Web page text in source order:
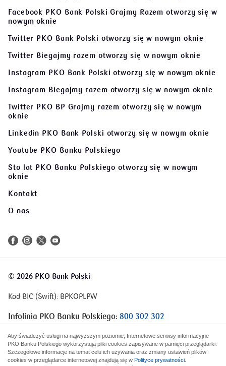
Facebook PKO Bank Polski Grajmy Razemotworzy się w
nowym oknie
Twitter PKO Bank Polski otworzy się w nowym oknie
Twitter Biegajmy razem otworzy się w nowym oknie
Instagram PKO Bank Polski otworzy się w nowym oknie
Instagram Biegajmy razem otworzy się w nowym oknie
Twitter PKO BP Grajmy razem otworzy się w nowym
oknie
Linkedin PKO Bank Polski otworzy się w nowym oknie
Youtube PKO Banku Polskiego
Sto lat PKO Banku Polskiego otworzy się w nowym
oknie
Kontakt
O nas
© 2026 PKO Bank Polski
Kod BIC (Swift): BPKOPLPW
Infolinia PKO Banku Polskiego: 800 302 302
Infolinia Korporacje i Samorządy:801 363 636
Aby świadczyć usługi na najwyższym poziomie, Internetowe serwisy informacyjne
PKO Banku Polskiego wykorzystują pliki cookies zapisywane w pamięci przeglądarki.
Szczegółowe informacje na temat celu ich używania oraz zmiany ustawień plików
cookies w przeglądarce internetowej znajdują się w Polityce prywatności